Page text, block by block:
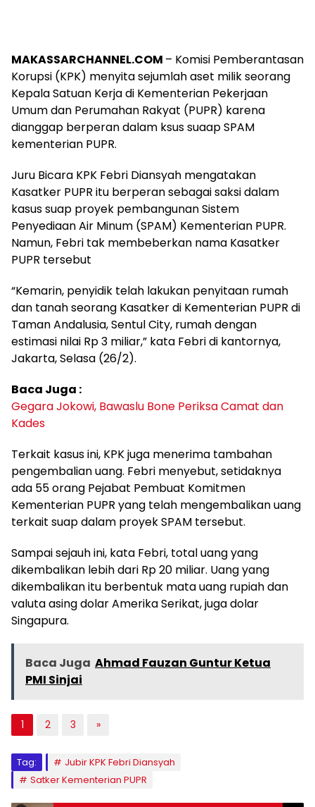
MAKASSARCHANNEL.COM – Komisi Pemberantasan
Korupsi (KPK) menyita sejumlah aset milik seorang
Kepala Satuan Kerja di Kementerian Pekerjaan
Umum dan Perumahan Rakyat (PUPR) karena
dianggap berperan dalam ksus suaap SPAM
kementerian PUPR.
Juru Bicara KPK Febri Diansyah mengatakan
Kasatker PUPR itu berperan sebagai saksi dalam
kasus suap proyek pembangunan Sistem
Penyediaan Air Minum (SPAM) Kementerian PUPR.
Namun, Febri tak membeberkan nama Kasatker
PUPR tersebut
“Kemarin, penyidik telah lakukan penyitaan rumah
dan tanah seorang Kasatker di Kementerian PUPR di
Taman Andalusia, Sentul City, rumah dengan
estimasi nilai Rp 3 miliar,” kata Febri di kantornya,
Jakarta, Selasa (26/2).
Baca Juga :
Gegara Jokowi, Bawaslu Bone Periksa Camat dan
Kades
Terkait kasus ini, KPK juga menerima tambahan
pengembalian uang. Febri menyebut, setidaknya
ada 55 orang Pejabat Pembuat Komitmen
Kementerian PUPR yang telah mengembalikan uang
terkait suap dalam proyek SPAM tersebut.
Sampai sejauh ini, kata Febri, total uang yang
dikembalikan lebih dari Rp 20 miliar. Uang yang
dikembalikan itu berbentuk mata uang rupiah dan
valuta asing dolar Amerika Serikat, juga dolar
Singapura.
Baca Juga Ahmad Fauzan Guntur Ketua
PMI Sinjai
1 2 3 »
Tag:
Jubir KPK Febri Diansyah
Satker Kementerian PUPR